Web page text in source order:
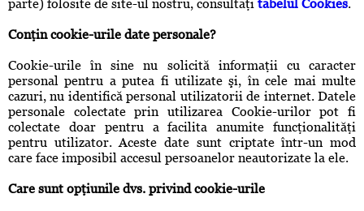
parte) folosite de site-ul nostru, consultaţi tabelul Cookies.
Conţin cookie-urile date personale?
Cookie-urile în sine nu solicită informaţii cu caracter
personal pentru a putea fi utilizate şi, în cele mai multe
cazuri, nu identifică personal utilizatorii de internet. Datele
personale colectate prin utilizarea Cookie-urilor pot fi
colectate doar pentru a facilita anumite funcţionalităţi
pentru utilizator. Aceste date sunt criptate într-un mod
care face imposibil accesul persoanelor neautorizate la ele.
Care sunt opţiunile dvs. privind cookie-urile